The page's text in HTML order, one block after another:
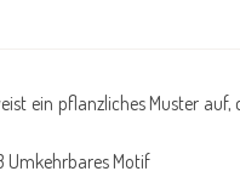
ein pflanzliches Muster
Motif